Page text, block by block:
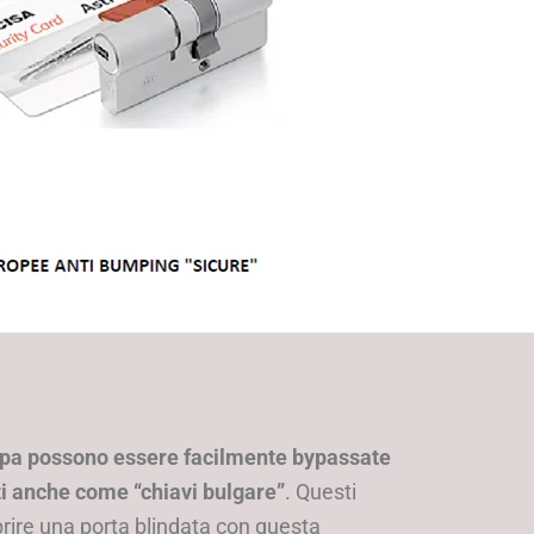
possono essere facilmente bypassate
come “chiavi bulgare”. Questi
una porta blindata con questa